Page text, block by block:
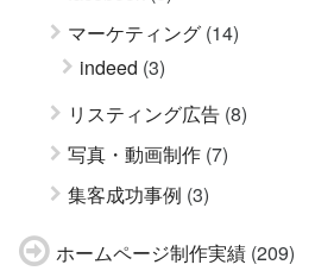
マーケティング (14)
indeed (3)
リスティング広告 (8)
写真・動画制作 (7)
集客成功事例 (3)
ホームページ制作実績 (209)